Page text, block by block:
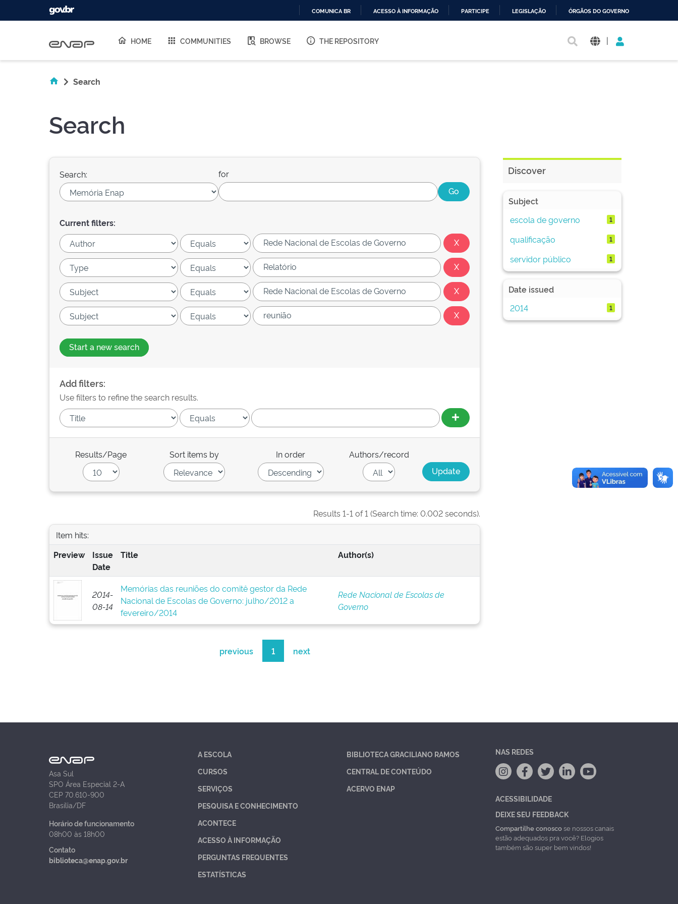
O
COMUNICA BR ACESSO À INFORMAÇÃO PARTICIPE LEGISLAÇÃO ÓRGÃOS DO GOVERNO
HOME COMMUNITIES BROWSE THE REPOSITORY |
Search
Search
Search: for
Current filters:
Start a new search
Add filters:
Use filters to refine the search results.
Results/Page Sort items by In order Authors/record
Results 1-1 of 1 (Search time: 0.002 seconds).
Item hits:
Preview
Issue
Date
Title Author(s)
2014-
08-14
Memórias das reuniões do comitê gestor da Rede
Nacional de Escolas de Governo: julho/2012 a
fevereiro/2014
Rede Nacional de Escolas de
Governo
previous 1 next
Discover
Subject
escola de governo
1
qualificação 1
servidor público 1
Date issued
2014
1
Asa Sul
SPO Área Especial 2-A
CEP 70.610-900
Brasília/DF
Horário de funcionamento
08h00 às 18h00
Contato
biblioteca@enap.gov.br
A ESCOLA
CURSOS
SERVIÇOS
PESQUISA E CONHECIMENTO
ACONTECE
ACESSO À INFORMAÇÃO
PERGUNTAS FREQUENTES
ESTATÍSTICAS
BIBLIOTECA GRACILIANO RAMOS
CENTRAL DE CONTEÚDO
ACERVO ENAP
NAS REDES
ACESSIBILIDADE
DEIXE SEU FEEDBACK
Compartilhe conoscose nossos canais
estão adequados pra você? Elogios
também são super bem vindos!